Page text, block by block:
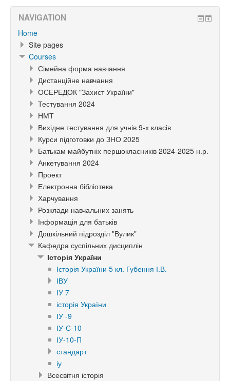
NAVIGATION
Home
Site pages
Courses
Сімейна форма навчання
Дистанційне навчання
ОСЕРЕДОК "Захист України"
Тестування 2024
НМТ
Вихідне тестування для учнів 9-х класів
Курси підготовки до ЗНО 2025
Батькам майбутніх першокласників 2024-2025 н.р.
Анкетування 2024
Проект
Електронна бібліотека
Харчування
Розклади навчальних занять
Інформація для батьків
Дошкільний підрозділ "Вулик"
Кафедра суспільних дисциплін
Історія України
Історія України 5 кл. Губення І.В.
ІВУ
ІУ 7
історія України
ІУ -9
ІУ-С-10
ІУ-10-П
стандарт
іу
Всесвітня історія